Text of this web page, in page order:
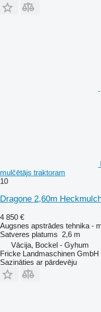
mulčētājs traktoram
10
Dragone 2,60m
4 850 €
Augsnes apstrādes tehnika -
Satveres platums 2,6 m
Vācija, Bockel - Gyhum
Fricke Landmaschinen GmbH
Sazināties ar pārdevēju